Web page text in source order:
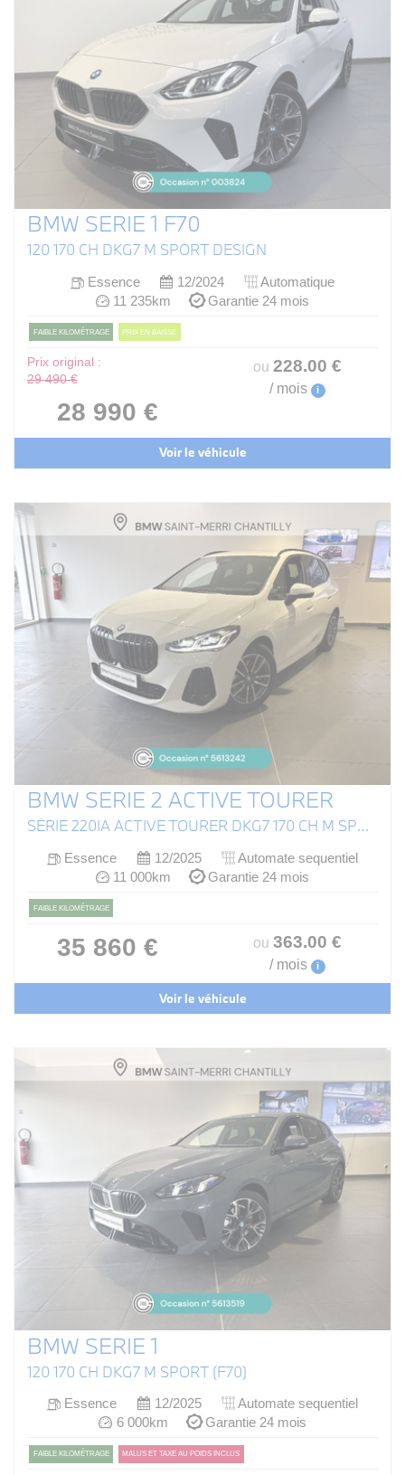
BMW SERIE 1 F70
120 170 CH DKG7 M SPORT DESIGN
Essence 12/2024
Automatique
11 235km
Garantie 24 mois
FAIBLE KILOMÉTRAGE PRIX EN BAISSE
Prix original :
29 490 €
28 990 €
ou 228.00 €
/ mois i
Voir le véhicule
BMW SERIE 2 ACTIVE TOURER
SÉRIE 220IA ACTIVE TOURER DKG7 170 CH M SPORT (U06)
Essence 12/2025
Automate sequentiel
11 000km
Garantie 24 mois
FAIBLE KILOMÉTRAGE
35 860 € ou 363.00 €
/ mois i
Voir le véhicule
BMW SERIE 1
120 170 CH DKG7 M SPORT (F70)
Essence 12/2025
Automate sequentiel
6 000km
Garantie 24 mois
FAIBLE KILOMÉTRAGE MALUS ET TAXE AU POIDS INCLUS